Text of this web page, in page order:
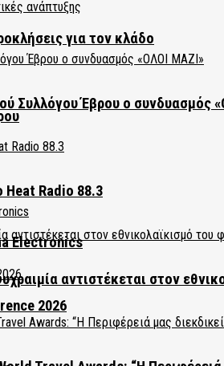
Συλλόγου Έβρου ο συνδυασμός
Radio 88.3
αντιστέκεται στον
για τον κλάδο
Electronics
2026